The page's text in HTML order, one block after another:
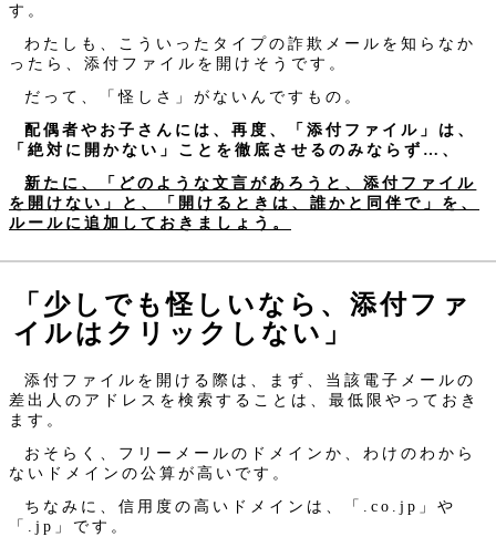
す。
わたしも、こういったタイプの詐欺メールを知らなか
ったら、添付ファイルを開けそうです。
だって、「怪しさ」がないんですもの。
配偶者やお子さんには、再度、「添付ファイル」は、
「絶対に開かない」ことを徹底させるのみならず…、
新たに、「どのような文言があろうと、添付ファイル
を開けない」と、「開けるときは、誰かと同伴で」を、
ルールに追加しておきましょう。
「少しでも怪しいなら、添付ファ
イルはクリックしない」
添付ファイルを開ける際は、まず、当該電子メールの
差出人のアドレスを検索することは、最低限やっておき
ます。
おそらく、フリーメールのドメインか、わけのわから
ないドメインの公算が高いです。
ちなみに、信用度の高いドメインは、「.co.jp」や
「.jp」です。